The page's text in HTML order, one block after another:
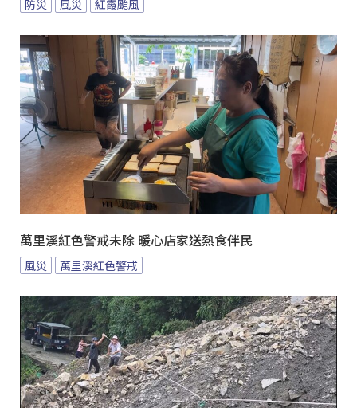
防災 風災 紅霞颱風
萬里溪紅色警戒未除 暖心店家送熱食伴民
風災 萬里溪紅色警戒